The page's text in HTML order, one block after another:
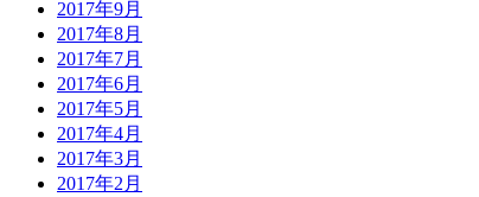
2017年9月
2017年8月
2017年7月
2017年6月
2017年5月
2017年4月
2017年3月
2017年2月